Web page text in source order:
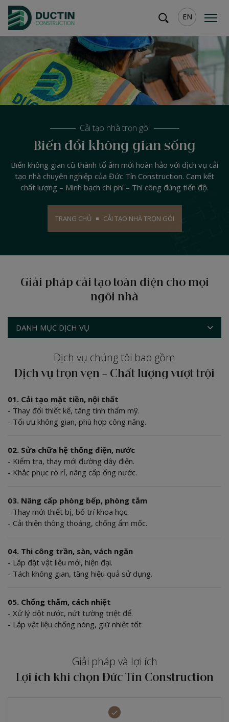
EN
Cải tạo nhà trọn gói
Biến đổi không gian sống
Biến không gian cũ thành tổ ấm mới hoàn hảo với dịch vụ cải
tạo nhà chuyên nghiệp của Đức Tín Construction. Cam kết
chất lượng – Minh bạch chi phí – Thi công đúng tiến độ.
TRANG CHỦ CẢI TẠO NHÀ TRỌN GÓI
Giải pháp cải tạo toàn diện cho mọi
ngôi nhà
DANH MỤC DỊCH VỤ
Dịch vụ chúng tôi bao gồm
Dịch vụ trọn vẹn – Chất lượng vượt trội
01. Cải tạo mặt tiền, nội thất
- Thay đổi thiết kế, tăng tính thẩm mỹ.
- Tối ưu không gian, phù hợp công năng.
02. Sửa chữa hệ thống điện, nước
- Kiểm tra, thay mới đường dây điện.
- Khắc phục rò rỉ, nâng cấp ống nước.
03. Nâng cấp phòng bếp, phòng tắm
- Thay mới thiết bị, bố trí khoa học.
- Cải thiện thông thoáng, chống ẩm mốc.
04. Thi công trần, sàn, vách ngăn
- Lắp đặt vật liệu mới, hiện đại.
- Tách không gian, tăng hiệu quả sử dụng.
05. Chống thấm, cách nhiệt
- Xử lý dột nước, nứt tường triệt để.
- Lắp vật liệu chống nóng, giữ nhiệt tốt
Giải pháp và lợi ích
Lợi ích khi chọn Đức Tín Construction